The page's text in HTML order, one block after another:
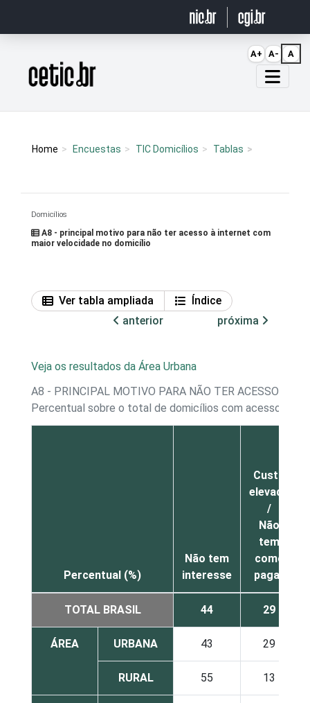
Página inicial
Home Encuestas TIC Domicílios Tablas
Domicílios
A8 - principal motivo para não ter acesso à internet com
maior velocidade no domicílio
Ver tabla ampliada
Índice
anterior
próxima
Veja os resultados da Área Urbana
A8 - PRINCIPAL MOTIVO PARA NÃO TER ACESSO À
Percentual sobre o total de domicílios com acesso à
Percentual (%)
Não tem
interesse
Custo
elevado
/
Não
tem
como
pagar
TOTAL BRASIL 44 29
ÁREA URBANA 43 29
RURAL 55 13
A+ A- A